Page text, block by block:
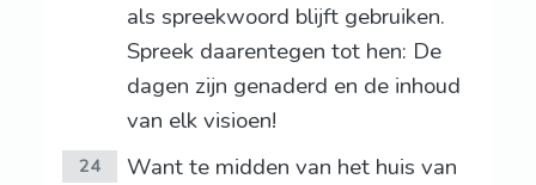
als spreekwoord blijft gebruiken.
Spreek daarentegen tot hen: De
dagen zijn genaderd en de inhoud
van elk visioen!
24
Want te midden van het huis van